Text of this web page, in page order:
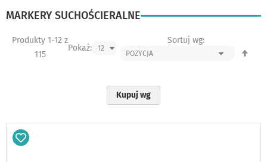
MARKERY SUCHOŚCIERALNE
Produkty1-12 z
115
Pokaż:
Sortuj wg:
Kupuj wg
Dodaj